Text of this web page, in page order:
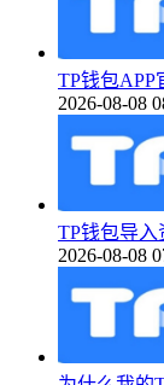
TP钱包APP
2026-08-08
TP钱包导
2026-08-08